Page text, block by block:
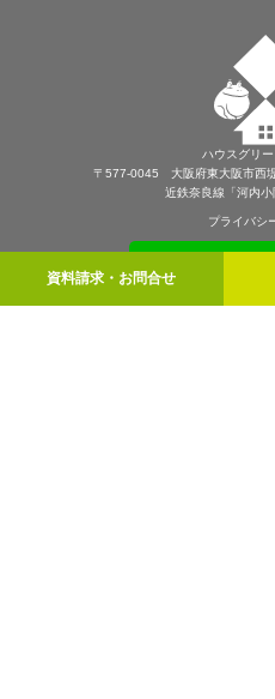
資料請求・お問合せ
ハウスグリ
〒577-0045 大阪府東大阪市西
近鉄奈良線「河内
プライバシ